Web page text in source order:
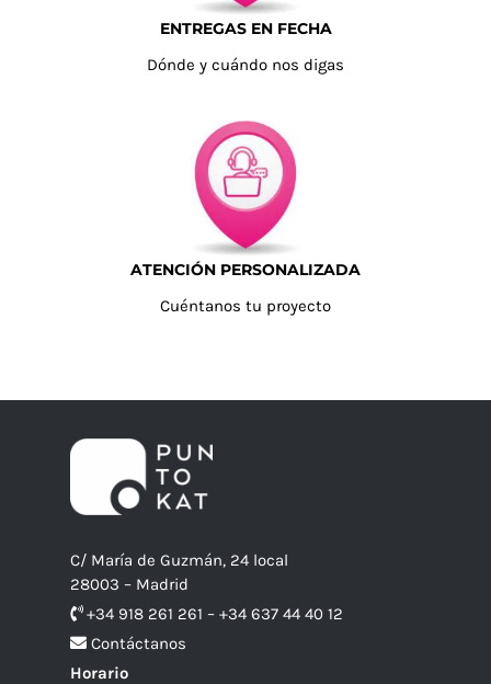
ENTREGAS EN FECHA
Dónde y cuándo nos digas
ATENCIÓN PERSONALIZADA
Cuéntanos tu proyecto
C/ María de Guzmán, 24 local
28003 – Madrid
+34 918 261 261 – +34 637 44 40 12
Contáctanos
Horario